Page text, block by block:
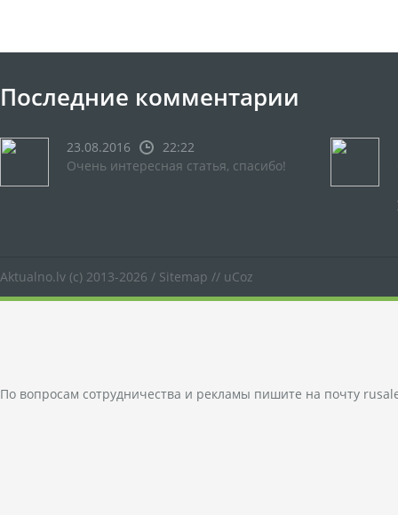
Последние комментарии
23.08.2016
22:22
Очень интересная статья, спасибо!
Aktualno.lv (c) 2013-2026 / Sitemap // uCoz
По вопросам сотрудничества и рекламы пишите на почту